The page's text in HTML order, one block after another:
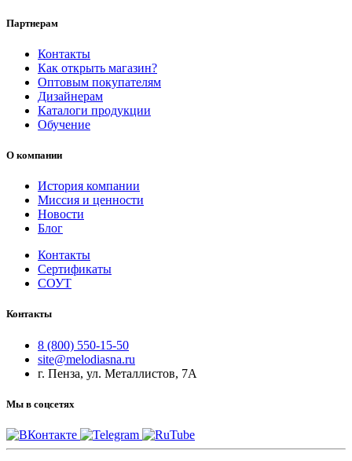
Партнерам
Контакты
Как открыть магазин?
Оптовым покупателям
Дизайнерам
Каталоги продукции
Обучение
О компании
История компании
Миссия и ценности
Новости
Блог
Контакты
Сертификаты
СОУТ
Контакты
8 (800) 550-15-50
site@melodiasna.ru
г. Пенза, ул. Металлистов, 7А
Мы в соцсетях